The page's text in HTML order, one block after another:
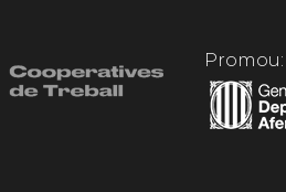
Promou: